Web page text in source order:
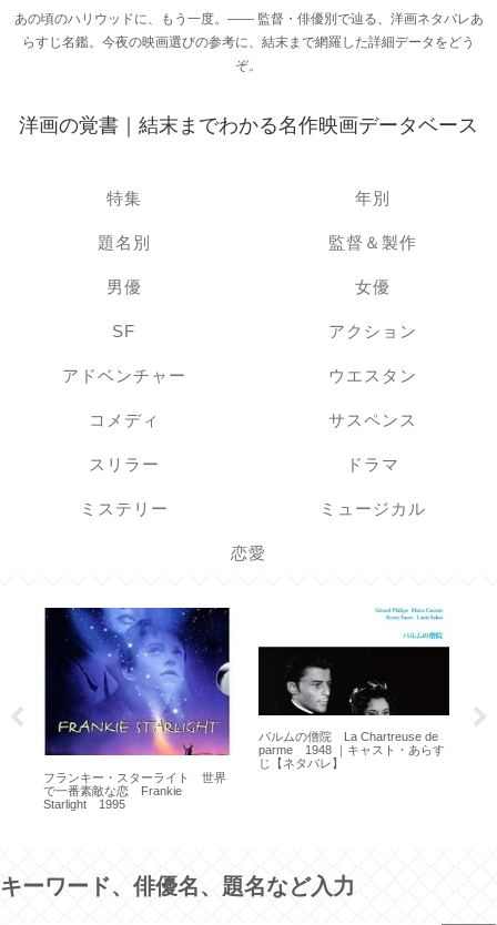
あの頃のハリウッドに、もう一度。―― 監督・俳優別で辿る、洋画ネタバレあ
らすじ名鑑。今夜の映画選びの参考に、結末まで網羅した詳細データをどう
ぞ。
洋画の覚書｜結末までわかる名作映画データベース
特集 年別
題名別 監督＆製作
男優 女優
SF アクション
アドベンチャー ウエスタン
コメディ サスペンス
スリラー ドラマ
ミステリー ミュージカル
恋愛
フランキー・スターライト 世界
で一番素敵な恋 Frankie
Starlight 1995
パルムの僧院 La Chartreuse de
parme 1948 ｜キャスト・あらす
じ【ネタバレ】
キーワード、俳優名、題名など入力